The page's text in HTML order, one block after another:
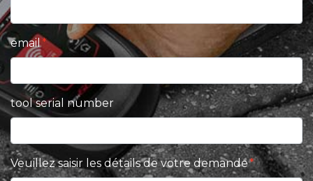
email
tool serial number
Veuillez saisir les détails de votre demande